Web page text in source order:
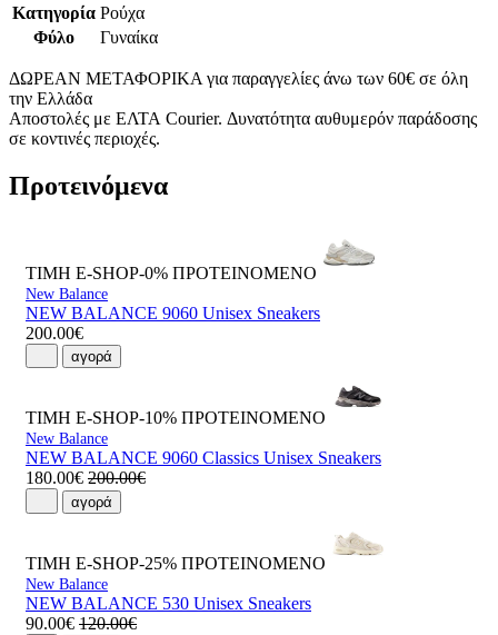
Κατηγορία Ρούχα
Φύλο
Γυναίκα
ΔΩΡΕΑΝ ΜΕΤΑΦΟΡΙΚΑ για παραγγελίες άνω των 60€ σε όλη
την Ελλάδα
Αποστολές με ΕΛΤΑ Courier. Δυνατότητα αυθυμερόν παράδοσης
σε κοντινές περιοχές.
Προτεινόμενα
ΤΙΜΗ E-SHOP-0% ΠΡΟΤΕΙΝΟΜΕΝΟ
New Balance
NEW BALANCE 9060 Unisex Sneakers
200.00€
αγορά
ΤΙΜΗ E-SHOP-10% ΠΡΟΤΕΙΝΟΜΕΝΟ
New Balance
NEW BALANCE 9060 Classics Unisex Sneakers
180.00€ 200.00€
αγορά
ΤΙΜΗ E-SHOP-25% ΠΡΟΤΕΙΝΟΜΕΝΟ
New Balance
NEW BALANCE 530 Unisex Sneakers
90.00€ 120.00€